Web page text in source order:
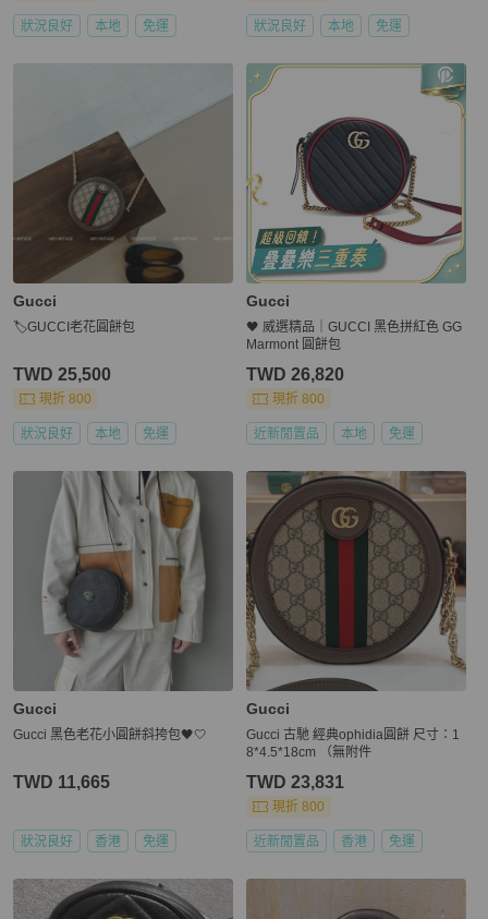
狀況良好 本地 免運 狀況良好 本地 免運
Gucci
🏷GUCCI老花圓餅包
TWD 25,500
現折 800
狀況良好 本地 免運
Gucci
🖤 威選精品｜GUCCI 黑色拼紅色 GG
Marmont 圓餅包
TWD 26,820
現折 800
近新閒置品 本地 免運
Gucci
Gucci 黑色老花小圓餅斜挎包🖤🤍
TWD 11,665
狀況良好 香港 免運
Gucci
Gucci 古馳 經典ophidia圓餅 尺寸：1
8*4.5*18cm （無附件
TWD 23,831
現折 800
近新閒置品 香港 免運